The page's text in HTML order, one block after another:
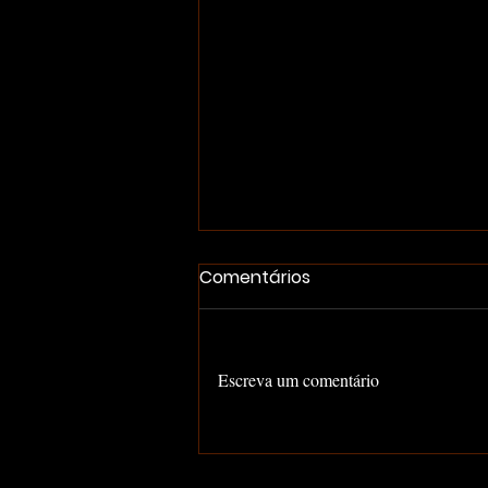
China Vs LGBTQ+
Comentários
Escreva um comentário